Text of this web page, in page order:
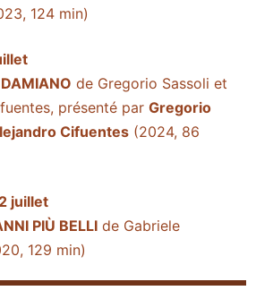
124 min)
de Gregorio Sassoli et
présenté par Gregorio
Cifuentes (2024, 86
juillet
PIÙ BELLI de Gabriele
129 min)